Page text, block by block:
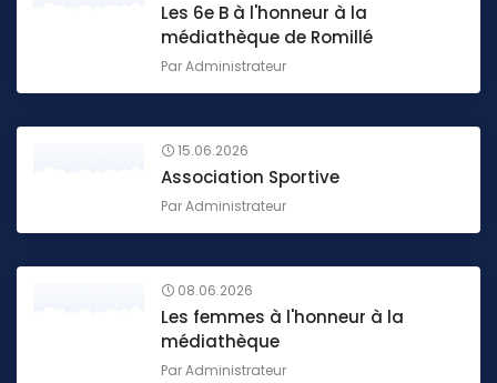
Les 6e B à l'honneur à la
médiathèque de Romillé
ParAdministrateur
15.06.2026
Association Sportive
ParAdministrateur
08.06.2026
Les femmes à l'honneur à la
médiathèque
ParAdministrateur